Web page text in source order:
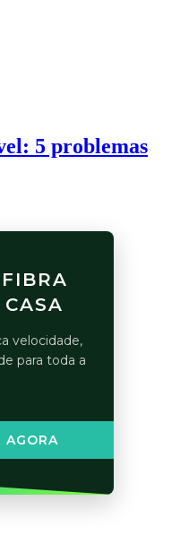
5 problemas
velocidade,
para toda a
AGORA